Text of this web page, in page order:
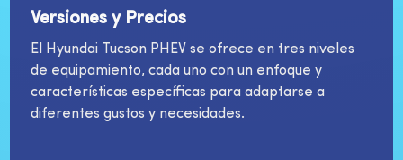
Versiones y Precios
El Hyundai Tucson PHEV se ofrece en tres niveles
de equipamiento, cada uno con un enfoque y
características específicas para adaptarse a
diferentes gustos y necesidades.